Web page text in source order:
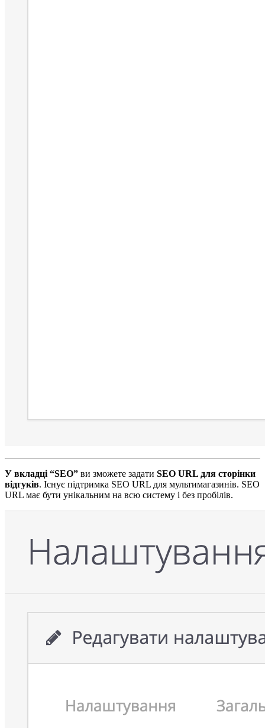
У вкладці “SEO” ви зможете задати SEO URL для сторінки
відгуків. Існує підтримка SEO URL для мультимагазинів. SEO
URL має бути унікальним на всю систему і без пробілів.